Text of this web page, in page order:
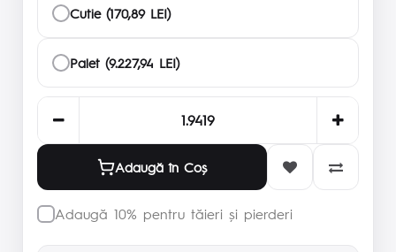
Cutie (170,89 LEI)
Palet (9.227,94 LEI)
Adaugă în Coş
Adaugă 10% pentru tăieri și pierderi